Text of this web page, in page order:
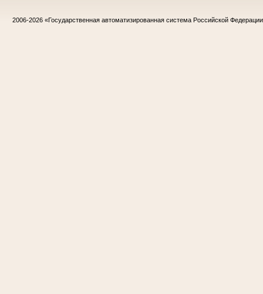
2006-2026 «Государственная автоматизированная система Российской